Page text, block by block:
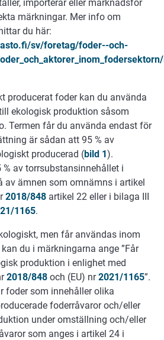
importerar eller marknadsför
märkningar. Mer info om
du här:
sv/foretag/foder--och-
producerat foder kan du använda
ekologisk produktion såsom
Termen får du använda endast för
är sådan att 95 % av
producerad (bild 1).
av torrsubstansinnehållet i
av ämnen som omnämns i artikel
2018/848 artikel 22 eller i bilaga III
1165.
men får användas inom
du i märkningarna ange ”Får
produktion i enlighet med
2018/848 och (EU) nr2021/1165”.
foder som innehåller olika
foderråvaror och/eller
under omställning och/eller
som anges i artikel 24 i